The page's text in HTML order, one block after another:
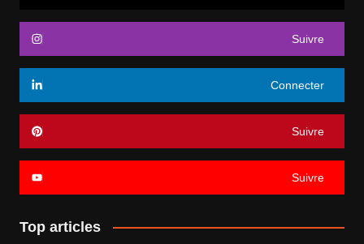
Suivre
Connecter
Suivre
Suivre
Top articles